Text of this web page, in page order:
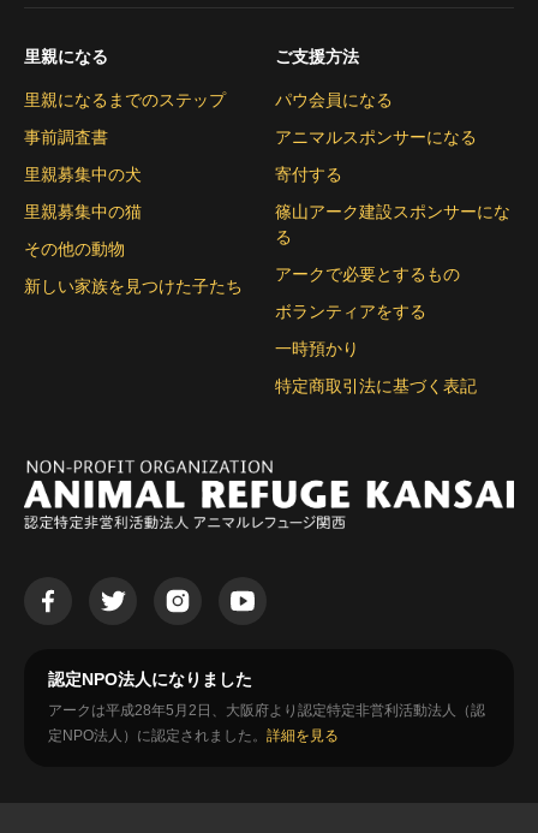
里親になる
里親になるまでのステップ
事前調査書
里親募集中の犬
里親募集中の猫
その他の動物
新しい家族を見つけた子たち
ご支援方法
パウ会員になる
アニマルスポンサーになる
寄付する
篠山アーク建設スポンサーにな
る
アークで必要とするもの
ボランティアをする
一時預かり
特定商取引法に基づく表記
認定NPO法人になりました
アークは平成28年5月2日、大阪府より認定特定非営利活動法人（認
定NPO法人）に認定されました。 詳細を見る